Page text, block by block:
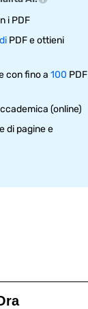
i PDF
PDF e ottieni
con fino a 100 PDF
(online)
di pagine e